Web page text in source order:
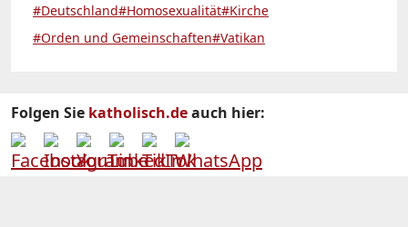
#Deutschland#Homosexualität#Kirche
#Orden und Gemeinschaften#Vatikan
Folgen Sie katholisch.deauch hier: